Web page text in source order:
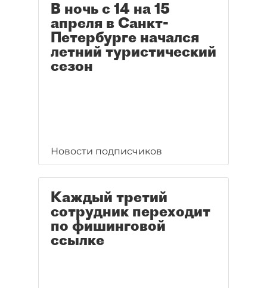
В ночь с 14 на 15
апреля в Санкт-
Петербурге начался
летний туристический
сезон
Новости подписчиков
Каждый третий
сотрудник переходит
по фишинговой
ссылке